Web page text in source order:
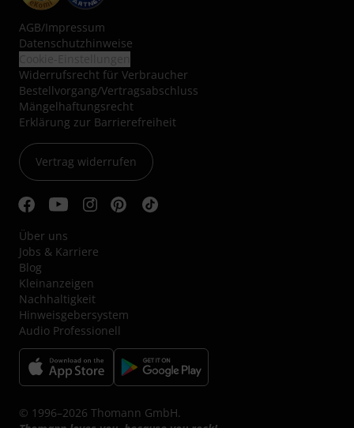
AGB/Impressum
Datenschutzhinweise
Widerrufsrecht für Verbraucher
Bestellvorgang/Vertragsabschluss
Mängelhaftungsrecht
Erklärung zur Barrierefreiheit
Vertrag widerrufen
Über uns
Jobs & Karriere
Blog
Kleinanzeigen
Nachhaltigkeit
Hinweisgebersystem
Audio Professionell
© 1996–2026 Thomann GmbH.